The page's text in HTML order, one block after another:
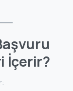
İçerir?